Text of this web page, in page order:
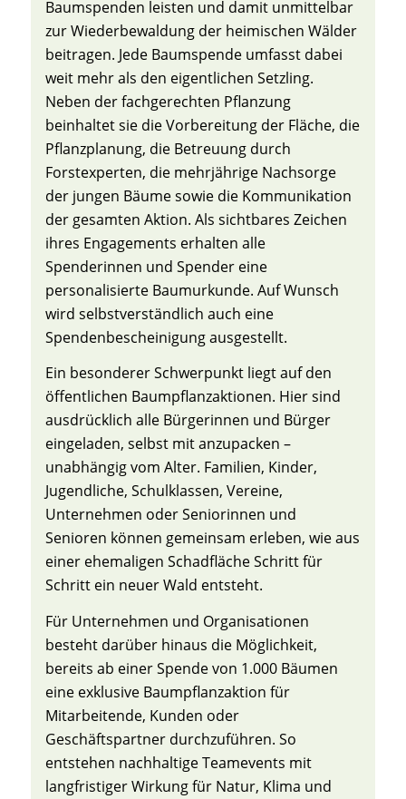
Baumspenden leisten und damit unmittelbar
zur Wiederbewaldung der heimischen Wälder
beitragen. Jede Baumspende umfasst dabei
weit mehr als den eigentlichen Setzling.
Neben der fachgerechten Pflanzung
beinhaltet sie die Vorbereitung der Fläche, die
Pflanzplanung, die Betreuung durch
Forstexperten, die mehrjährige Nachsorge
der jungen Bäume sowie die Kommunikation
der gesamten Aktion. Als sichtbares Zeichen
ihres Engagements erhalten alle
Spenderinnen und Spender eine
personalisierte Baumurkunde. Auf Wunsch
wird selbstverständlich auch eine
Spendenbescheinigung ausgestellt.
Ein besonderer Schwerpunkt liegt auf den
öffentlichen Baumpflanzaktionen. Hier sind
ausdrücklich alle Bürgerinnen und Bürger
eingeladen, selbst mit anzupacken –
unabhängig vom Alter. Familien, Kinder,
Jugendliche, Schulklassen, Vereine,
Unternehmen oder Seniorinnen und
Senioren können gemeinsam erleben, wie aus
einer ehemaligen Schadfläche Schritt für
Schritt ein neuer Wald entsteht.
Für Unternehmen und Organisationen
besteht darüber hinaus die Möglichkeit,
bereits ab einer Spende von 1.000 Bäumen
eine exklusive Baumpflanzaktion für
Mitarbeitende, Kunden oder
Geschäftspartner durchzuführen. So
entstehen nachhaltige Teamevents mit
langfristiger Wirkung für Natur, Klima und